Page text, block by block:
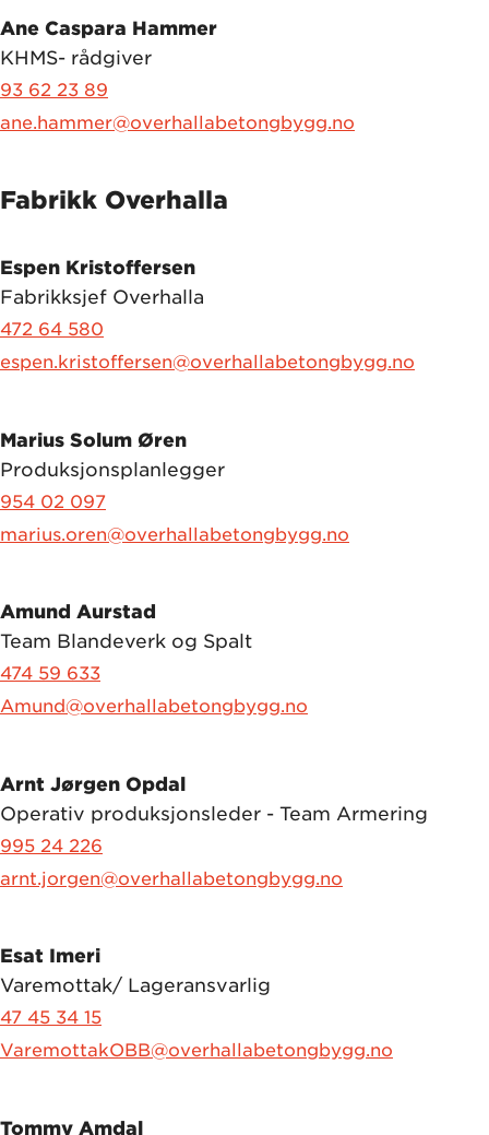
Ane Caspara Hammer
KHMS- rådgiver
93 62 23 89
ane.hammer@overhallabetongbygg.no
Fabrikk Overhalla
Espen Kristoffersen
Fabrikksjef Overhalla
472 64 580
espen.kristoffersen@overhallabetongbygg.no
Marius Solum Øren
Produksjonsplanlegger
954 02 097
marius.oren@overhallabetongbygg.no
Amund Aurstad
Team Blandeverk og Spalt
474 59 633
Amund@overhallabetongbygg.no
Arnt Jørgen Opdal
Operativ produksjonsleder - Team Armering
995 24 226
arnt.jorgen@overhallabetongbygg.no
Esat Imeri
Varemottak/ Lageransvarlig
47 45 34 15
VaremottakOBB@overhallabetongbygg.no
Tommy Amdal